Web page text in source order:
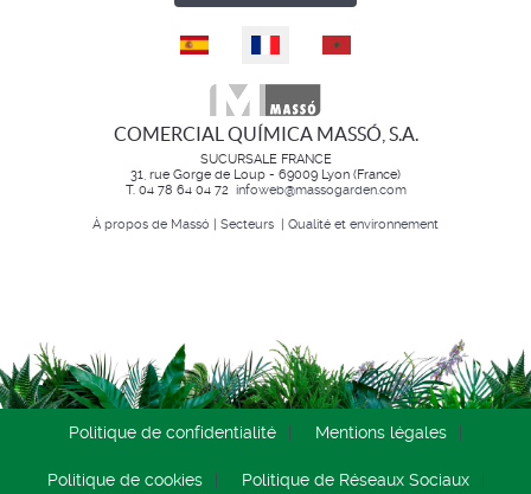
Sélectionnez votre langue
COMERCIAL QUÍMICA MASSÓ, S.A.
SUCURSALE FRANCE
31, rue Gorge de Loup - 69009 Lyon (France)
T. 04 78 64 04 72 infoweb@massogarden.com
À propos de Massó Secteurs Qualité et environnement
Politique de confidentialité Mentions légales
Politique de cookies Politique de Réseaux Sociaux